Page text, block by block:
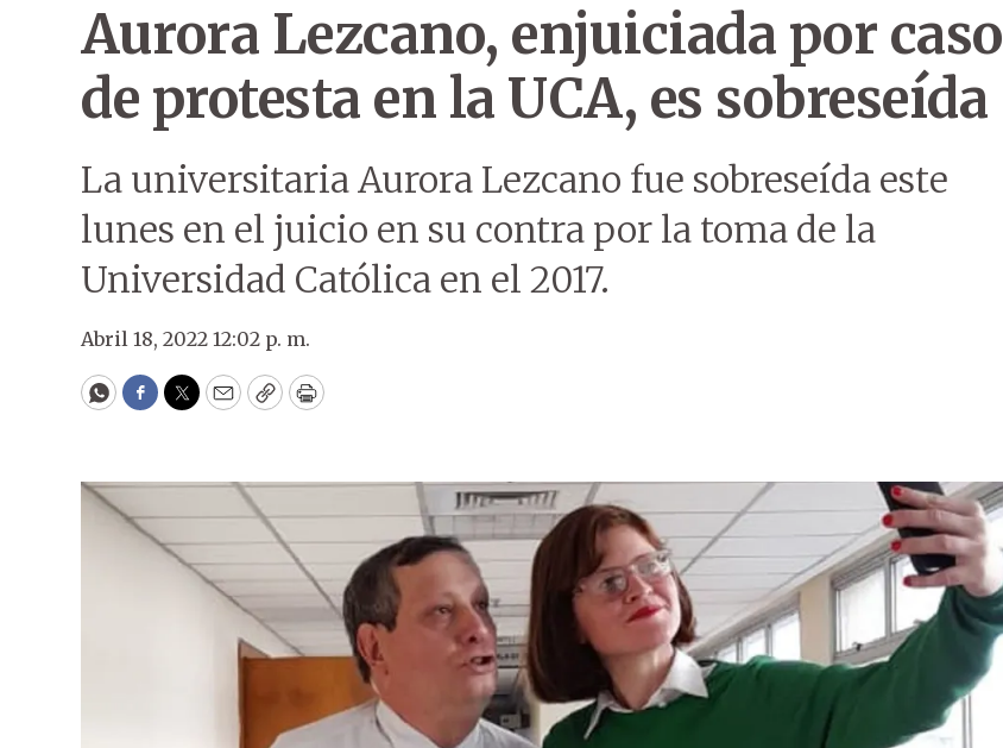
Aurora Lezcano, enjuiciada por caso
de protesta en la UCA, es sobreseída
La universitaria Aurora Lezcano fue sobreseída este
lunes en el juicio en su contra por la toma de la
Universidad Católica en el 2017.
Abril 18, 2022 12:02 p. m.
WhatsApp
Facebook
Twitter
EmailCopyPrint